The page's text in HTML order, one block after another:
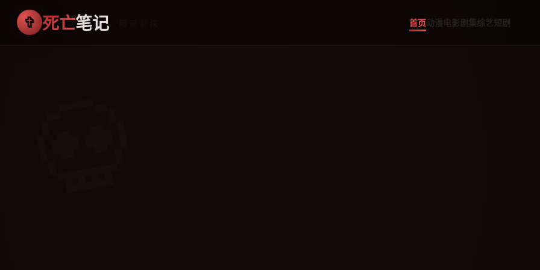
死亡笔记 首页动漫 电影 剧集综艺短剧